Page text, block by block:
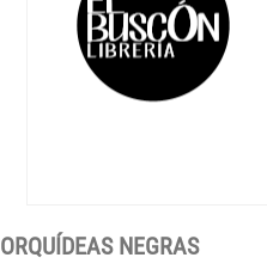
ORQUÍDEAS NEGRAS